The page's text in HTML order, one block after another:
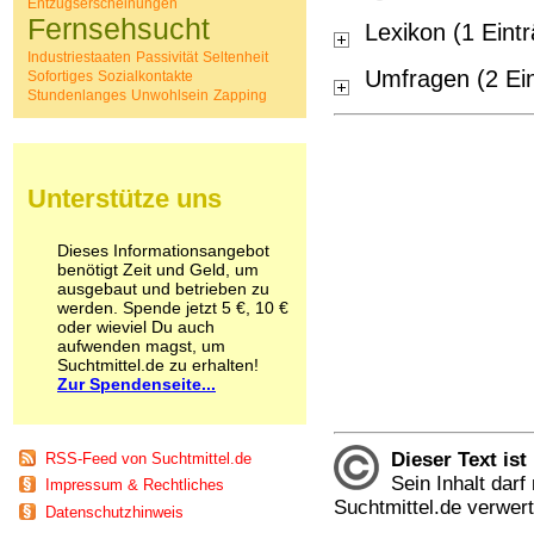
Lexikon (1
Umfragen (2
Dieser Text
Sein Inhalt darf
Suchtmittel.de
Kokain
Lachgas
LSD
Marihuana
Medikamente
Morphin
Nikotin
Opium
Pilze
Poppers
Psychopharmaka
Schlafmittel
Schmerzmittel
Spice
Sucht / Süchte
Alkoholsucht
Arbeitssucht
Co-Abhängigkeit
Fernsehsucht
Industriestaaten Passivität Seltenheit
Sofortiges Sozialkontakte
Stundenlanges Unwohlsein Zapping
Unterstütze uns
Dieses Informationsangebot
benötigt Zeit und Geld, um
ausgebaut und betrieben zu
werden. Spende jetzt 5 €, 10 €
oder wieviel Du auch
aufwenden magst, um
Suchtmittel.de zu erhalten!
Zur Spendenseite...
RSS-Feed von Suchtmittel.de
Impressum & Rechtliches
Datenschutzhinweis